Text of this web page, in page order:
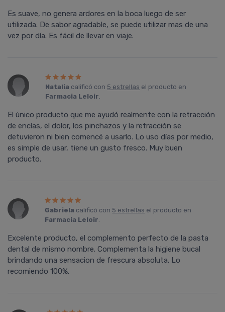
Es suave, no genera ardores en la boca luego de ser
utilizada. De sabor agradable, se puede utilizar mas de una
vez por dí­a. Es fácil de llevar en viaje.
Natalia calificó con 5 estrellas el producto en
Farmacia Leloir.
El único producto que me ayudó realmente con la retracción
de encí­as, el dolor, los pinchazos y la retracción se
detuvieron ni bien comencé a usarlo. Lo uso dí­as por medio,
es simple de usar, tiene un gusto fresco. Muy buen
producto.
Gabriela calificó con 5 estrellas el producto en
Farmacia Leloir.
Excelente producto, el complemento perfecto de la pasta
dental de mismo nombre. Complementa la higiene bucal
brindando una sensacion de frescura absoluta. Lo
recomiendo 100%.